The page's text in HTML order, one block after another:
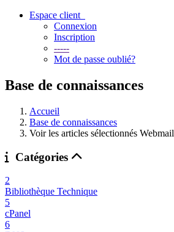
Espace client
Connexion
Inscription
-----
Mot de passe oublié?
Base de connaissances
Accueil
Base de connaissances
Voir les articles sélectionnés Webmail
Catégories
2
Bibliothèque Technique
5
cPanel
6